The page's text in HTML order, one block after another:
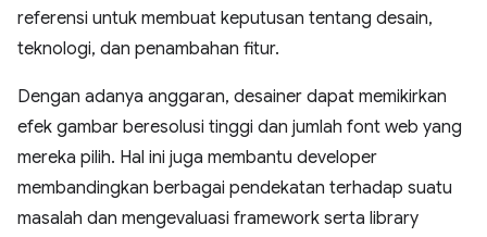
referensi untuk membuat keputusan tentang desain,
teknologi, dan penambahan fitur.
Dengan adanya anggaran, desainer dapat memikirkan
efek gambar beresolusi tinggi dan jumlah font web yang
mereka pilih. Hal ini juga membantu developer
membandingkan berbagai pendekatan terhadap suatu
masalah dan mengevaluasi framework serta library